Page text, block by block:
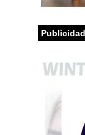
Publicidad